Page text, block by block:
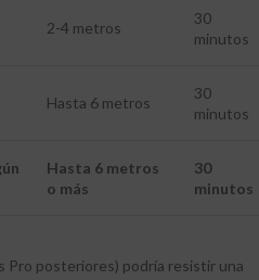
2-4 metros
30
minutos
Hasta 6 metros
30
minutos
Hasta 6 metros
o más
30
minutos
Pro posteriores) podría resistir una